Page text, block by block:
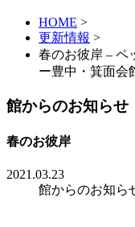
HOME >
更新情報 >
春のお彼岸 – ペ
ー豊中・箕面会
館からのお知らせ
春のお彼岸
2021.03.23
館からのお知ら